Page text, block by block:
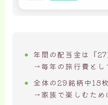
年間の配当金は『27
→毎年の旅行費とし
全体の29銘柄中18
→家族で楽しむため